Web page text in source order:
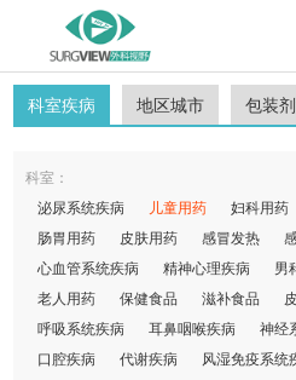
科室疾病 地区城市 包装
科室：
泌尿系统疾病
儿童用药 妇科用药
肠胃用药
皮肤用药 感冒发热
心血管系统疾病
精神心理疾病 男
老人用药
保健食品 滋补食品
呼吸系统疾病
耳鼻咽喉疾病 神经
口腔疾病
代谢疾病 风湿免疫系统